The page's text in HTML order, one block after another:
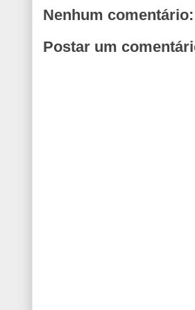
Nenhum comentário:
Postar um